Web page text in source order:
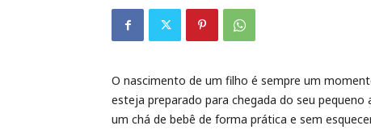
Papelaria
O nascimento de um filho é sempre um
esteja preparado para chegada do seu
um chá de bebê de forma prática e sem